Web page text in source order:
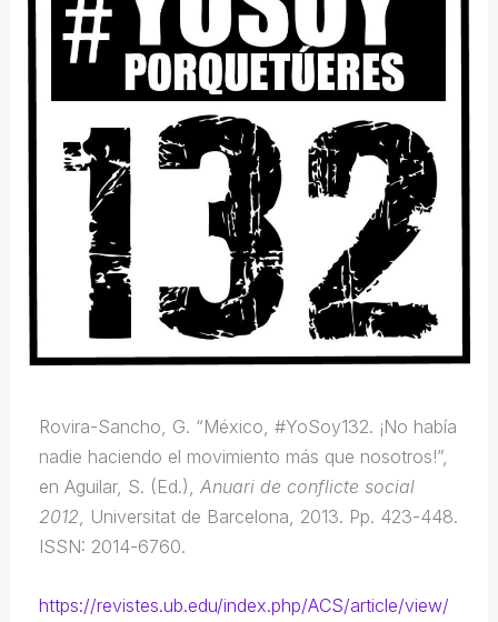
Rovira-Sancho, G. “México, #YoSoy132. ¡No había
nadie haciendo el movimiento más que nosotros!”,
en Aguilar, S. (Ed.), Anuari de conflicte social
2012, Universitat de Barcelona, 2013. Pp. 423-448.
ISSN: 2014-6760.
https://revistes.ub.edu/index.php/ACS/article/view/